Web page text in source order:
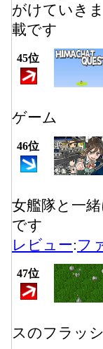
がけていき
載です
45位
ゲーム
46位
女艦隊と一
です
レビュー:フ
47位
スのフラッ